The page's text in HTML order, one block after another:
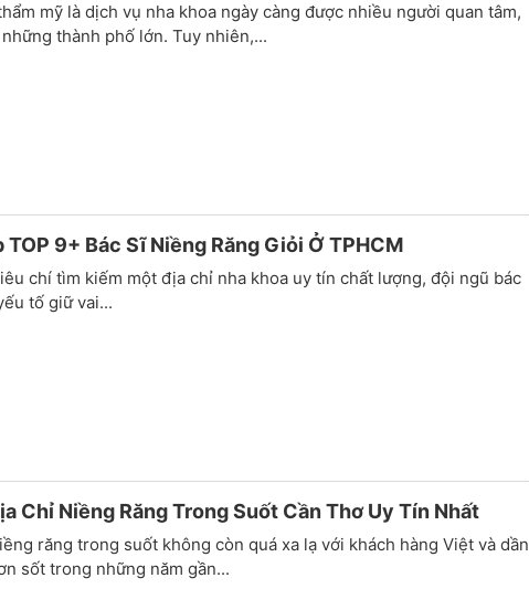
mỹ là dịch vụ nha khoa ngày càng được nhiều người quan tâm,
thành phố lớn. Tuy nhiên,...
TOP 9+ Bác Sĩ Niềng Răng Giỏi Ở TPHCM
chí tìm kiếm một địa chỉ nha khoa uy tín chất lượng, đội ngũ bác
tố giữ vai...
Chỉ Niềng Răng Trong Suốt Cần Thơ Uy Tín Nhất
răng trong suốt không còn quá xa lạ với khách hàng Việt và dần
sốt trong những năm gần...